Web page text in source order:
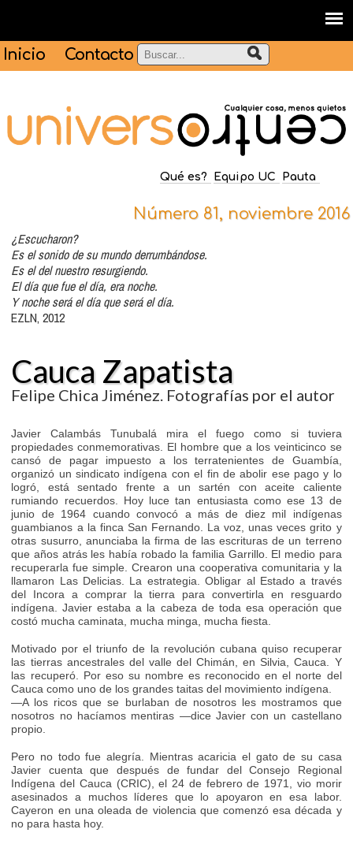
Inicio Contacto
Qué es? Equipo UC Pauta
Número 81, noviembre 2016
¿Escucharon?
Es el sonido de su mundo derrumbándose.
Es el del nuestro resurgiendo.
El día que fue el día, era noche.
Y noche será el día que será el día.
EZLN, 2012
Cauca Zapatista
Felipe Chica Jiménez. Fotografías por el autor
Javier Calambás Tunubalá mira el fuego como si tuviera
propiedades conmemorativas. El hombre que a los veinticinco se
cansó de pagar impuesto a los terratenientes de Guambía,
organizó un sindicato indígena con el fin de abolir ese pago y lo
logró, está sentado frente a un sartén con aceite caliente
rumiando recuerdos. Hoy luce tan entusiasta como ese 13 de
junio de 1964 cuando convocó a más de diez mil indígenas
guambianos a la finca San Fernando. La voz, unas veces grito y
otras susurro, anunciaba la firma de las escrituras de un terreno
que años atrás les había robado la familia Garrillo. El medio para
recuperarla fue simple. Crearon una cooperativa comunitaria y la
llamaron Las Delicias. La estrategia. Obligar al Estado a través
del Incora a comprar la tierra para convertirla en resguardo
indígena. Javier estaba a la cabeza de toda esa operación que
costó mucha caminata, mucha minga, mucha fiesta.
Motivado por el triunfo de la revolución cubana quiso recuperar
las tierras ancestrales del valle del Chimán, en Silvia, Cauca. Y
las recuperó. Por eso su nombre es reconocido en el norte del
Cauca como uno de los grandes taitas del movimiento indígena.
—A los ricos que se burlaban de nosotros les mostramos que
nosotros no hacíamos mentiras —dice Javier con un castellano
propio.
Pero no todo fue alegría. Mientras acaricia el gato de su casa
Javier cuenta que después de fundar del Consejo Regional
Indígena del Cauca (CRIC), el 24 de febrero de 1971, vio morir
asesinados a muchos líderes que lo apoyaron en esa labor.
Cayeron en una oleada de violencia que comenzó esa década y
no para hasta hoy.